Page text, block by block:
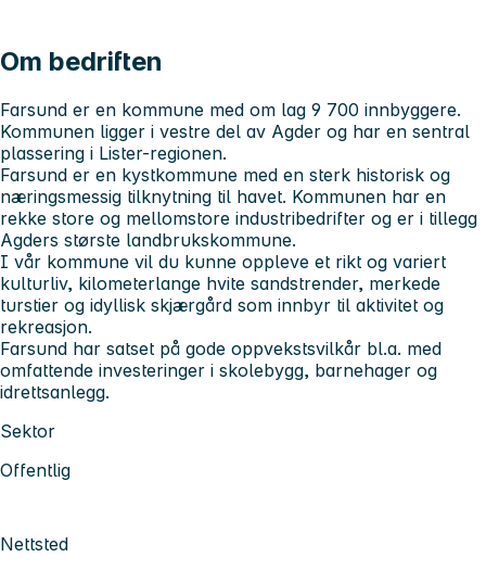
Om bedriften
Farsund er en kommune med om lag 9 700 innbyggere.
Kommunen ligger i vestre del av Agder og har en sentral
plassering i Lister-regionen.
Farsund er en kystkommune med en sterk historisk og
næringsmessig tilknytning til havet. Kommunen har en
rekke store og mellomstore industribedrifter og er i tillegg
Agders største landbrukskommune.
I vår kommune vil du kunne oppleve et rikt og variert
kulturliv, kilometerlange hvite sandstrender, merkede
turstier og idyllisk skjærgård som innbyr til aktivitet og
rekreasjon.
Farsund har satset på gode oppvekstsvilkår bl.a. med
omfattende investeringer i skolebygg, barnehager og
idrettsanlegg.
Sektor
Offentlig
Nettsted